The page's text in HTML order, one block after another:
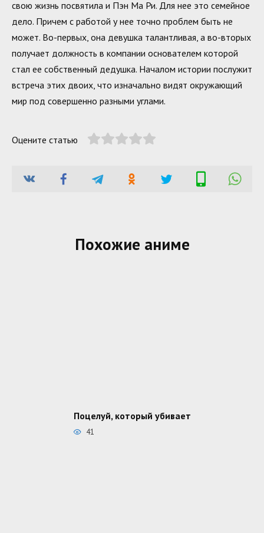
свою жизнь посвятила и Пэн Ма Ри. Для нее это семейное
дело. Причем с работой у нее точно проблем быть не
может. Во-первых, она девушка талантливая, а во-вторых
получает должность в компании основателем которой
стал ее собственный дедушка. Началом истории послужит
встреча этих двоих, что изначально видят окружающий
мир под совершенно разными углами.
Оцените статью
Похожие аниме
Поцелуй, который убивает
41